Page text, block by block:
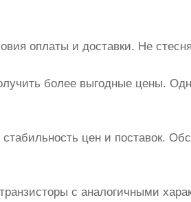
оплаты и доставки. Не
более выгодные цены.
цен и поставок.
с аналогичными